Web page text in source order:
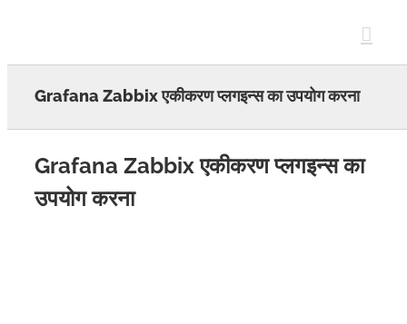
Grafana Zabbix एकीकरण प्लगइन्स का उपयोग करना
Grafana Zabbix एकीकरण प्लगइन्स का
उपयोग करना